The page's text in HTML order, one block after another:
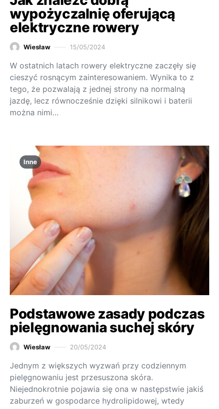
wypożyczalnię oferującą
elektryczne rowery
Wiesław 15/05/2024
W ostatnich latach rowery elektryczne zaczęły się
cieszyć rosnącym zainteresowaniem. Wynika to z
tego, że pozwalają z jednej strony na normalną
jazdę, lecz równocześnie dzięki silnikowi i baterii
można nimi…
Inne
Podstawowe zasady podczas
pielęgnowania suchej skóry
Wiesław 20/05/2024
Jednym z większych wyzwań przy codziennym
pielęgnowaniu jest przesuszona skóra.
Niejednokrotnie pojawia się ona w następstwie jakiś
zaburzeń w gospodarce hydrolipidowej, wtedy